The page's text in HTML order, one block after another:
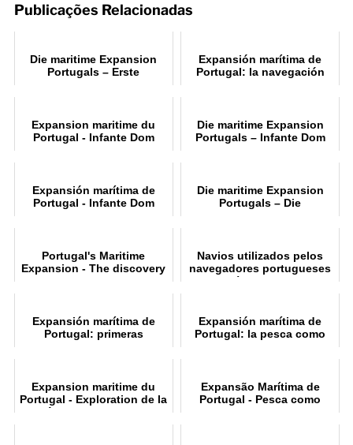
Publicações Relacionadas
Die maritime Expansion
Portugals – Erste
Expansión marítima de
Portugal: la navegación
Expansion maritime du
Portugal - Infante Dom
Die maritime Expansion
Portugals – Infante Dom
Expansión marítima de
Portugal - Infante Dom
Die maritime Expansion
Portugals – Die
Portugal's Maritime
Expansion - The discovery
Navios utilizados pelos
navegadores portugueses
nos Séculos XV e XVI
Expansión marítima de
Portugal: primeras
Expansión marítima de
Portugal: la pesca como
Expansion maritime du
Portugal - Exploration de la
côte occidentale de
Expansão Marítima de
Portugal - Pesca como